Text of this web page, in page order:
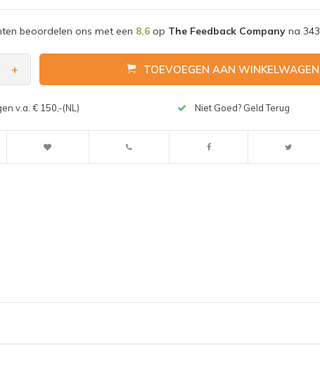
beoordelen ons met een 8,6op The Feedback Companyna 343
+ TOEVOEGEN AAN WINKELWAGEN
v.a. € 150,-(NL) Niet Goed? Geld Terug